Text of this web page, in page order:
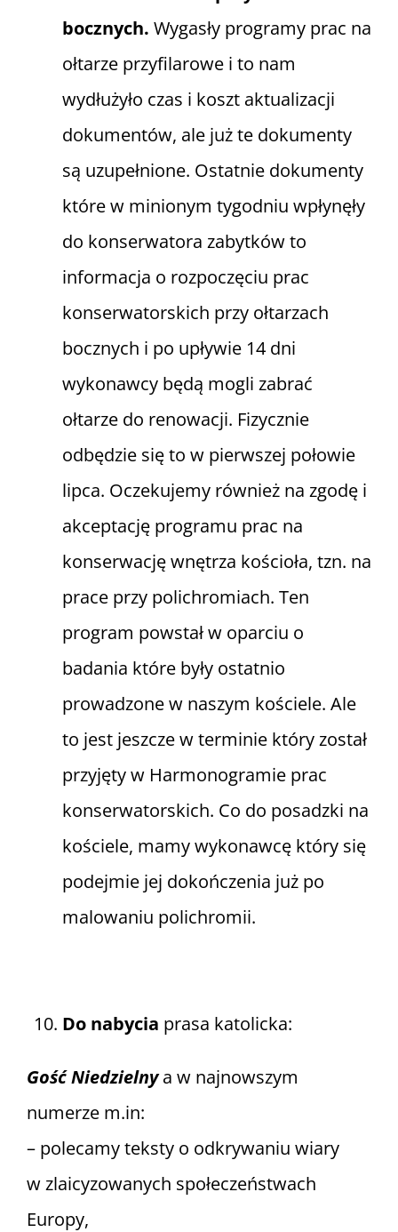
bocznych. Wygasły programy prac na
ołtarze przyfilarowe i to nam
wydłużyło czas i koszt aktualizacji
dokumentów, ale już te dokumenty
są uzupełnione. Ostatnie dokumenty
które w minionym tygodniu wpłynęły
do konserwatora zabytków to
informacja o rozpoczęciu prac
konserwatorskich przy ołtarzach
bocznych i po upływie 14 dni
wykonawcy będą mogli zabrać
ołtarze do renowacji. Fizycznie
odbędzie się to w pierwszej połowie
lipca. Oczekujemy również na zgodę i
akceptację programu prac na
konserwację wnętrza kościoła, tzn. na
prace przy polichromiach. Ten
program powstał w oparciu o
badania które były ostatnio
prowadzone w naszym kościele. Ale
to jest jeszcze w terminie który został
przyjęty w Harmonogramie prac
konserwatorskich. Co do posadzki na
kościele, mamy wykonawcę który się
podejmie jej dokończenia już po
malowaniu polichromii.
Do nabycia prasa katolicka:
Gość Niedzielnya w najnowszym
numerze m.in:
– polecamy teksty o odkrywaniu wiary
w zlaicyzowanych społeczeństwach
Europy,